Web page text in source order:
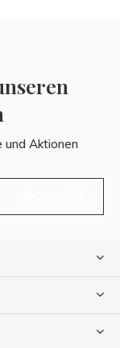
und Aktionen